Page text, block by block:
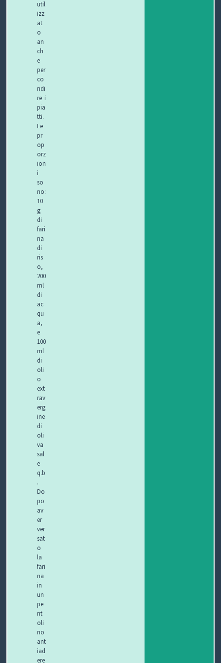
util
izz
at
o
an
ch
e
per
co
ndi
re i
pia
tti.
Le
pr
op
orz
ion
i
so
no:
10
g
di
fari
na
di
ris
o,
200
ml
di
ac
qu
a,
e
100
ml
di
oli
o
ext
rav
erg
ine
di
oli
va
sal
e
q.b
.
Do
po
av
er
ver
sat
o
la
fari
na
in
un
pe
nt
oli
no
ant
iad
ere